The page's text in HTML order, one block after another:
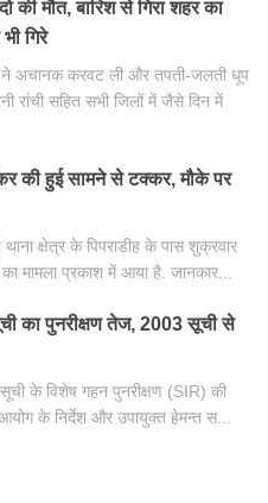
की मौत, बारिश से गिरा शहर का
गिरे
अचानक करवट ली और तपती-जलती धूप
रांची सहित सभी जिलों में जैसे दिन में
की हुई सामने से टक्कर, मौके पर
क्षेत्र के पिपराडीह के पास शुक्रवार
मामला प्रकाश में आया है. जानकार...
का पुनरीक्षण तेज, 2003 सूची से
के विशेष गहन पुनरीक्षण (SIR) की
के निर्देश और उपायुक्त हेमन्त स...